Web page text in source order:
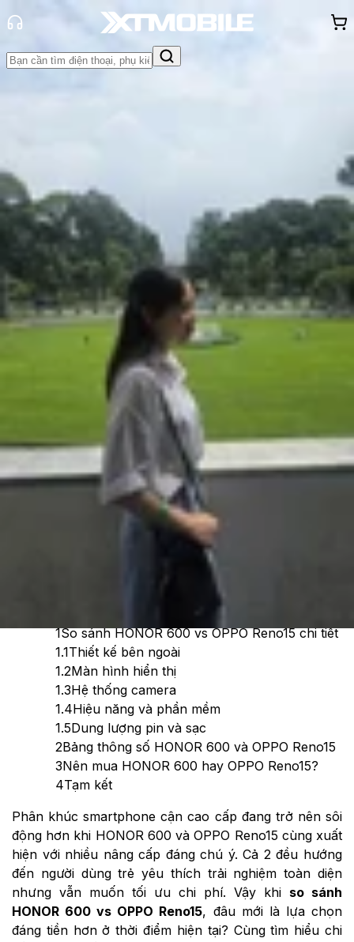
mãi
hàng - Sự kiện
So sánh HONOR 600 vs OPPO
Reno15: Đều là siêu phẩm, nhưng
chiến thắng thuộc về ai?
Hồng Huệ
23/06/2026
24/06/2026
Theo dõi XTMobile trên
1So sánh HONOR 600 vs OPPO Reno15 chi tiết
1.1Thiết kế bên ngoài
1.2Màn hình hiển thị
1.3Hệ thống camera
1.4Hiệu năng và phần mềm
1.5Dung lượng pin và sạc
2Bảng thông số HONOR 600 và OPPO Reno15
3Nên mua HONOR 600 hay OPPO Reno15?
4Tạm kết
Phân khúc smartphone cận cao cấp đang trở nên sôi
động hơn khi HONOR 600 và OPPO Reno15 cùng xuất
hiện với nhiều nâng cấp đáng chú ý. Cả 2 đều hướng
đến người dùng trẻ yêu thích trải nghiệm toàn diện
nhưng vẫn muốn tối ưu chi phí. Vậy khi so sánh
HONOR 600 vs OPPO Reno15, đâu mới là lựa chọn
đáng tiền hơn ở thời điểm hiện tại? Cùng tìm hiểu chi